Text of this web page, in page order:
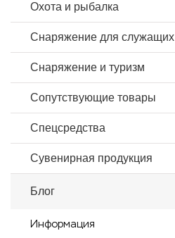
Охота и рыбалка
Снаряжение для служащих
Снаряжение и туризм
Сопутствующие товары
Спецсредства
Сувенирная продукция
Блог
Информация